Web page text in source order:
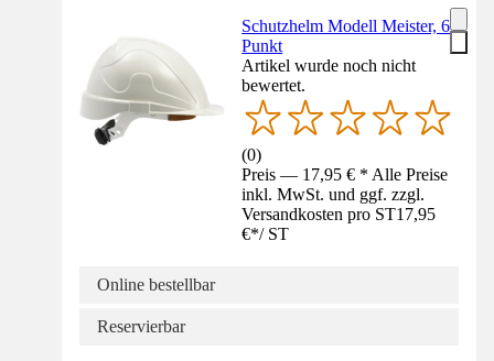
Schutzhelm Modell Meister, 6
Punkt
Artikel wurde noch nicht
bewertet.
(0)
Preis — 17,95 € * Alle Preise
inkl. MwSt. und ggf. zzgl.
Versandkosten pro ST17,95
€*/ ST
Online bestellbar
Reservierbar